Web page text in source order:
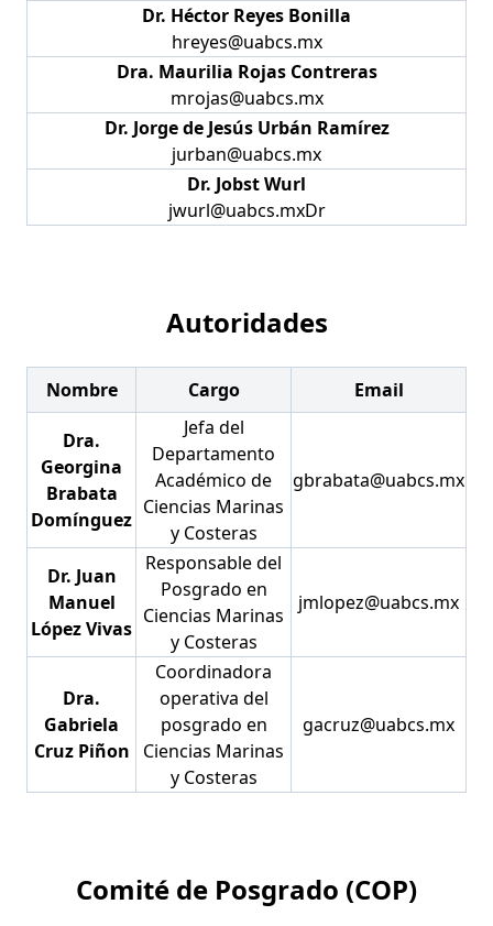
Dr. Héctor Reyes Bonilla
hreyes@uabcs.mx
Dra. Maurilia Rojas Contreras
mrojas@uabcs.mx
Dr. Jorge de Jesús Urbán Ramírez
jurban@uabcs.mx
Dr. Jobst Wurl
jwurl@uabcs.mxDr
Autoridades
Nombre Cargo Email
Dra.
Georgina
Brabata
Domínguez
Jefa del
Departamento
Académico de
Ciencias Marinas
y Costeras
gbrabata@uabcs.mx
Dr. Juan
Manuel
López Vivas
Responsable del
Posgrado en
Ciencias Marinas
y Costeras
jmlopez@uabcs.mx
Dra.
Gabriela
Cruz Piñon
Coordinadora
operativa del
posgrado en
Ciencias Marinas
y Costeras
gacruz@uabcs.mx
Comité de Posgrado (COP)